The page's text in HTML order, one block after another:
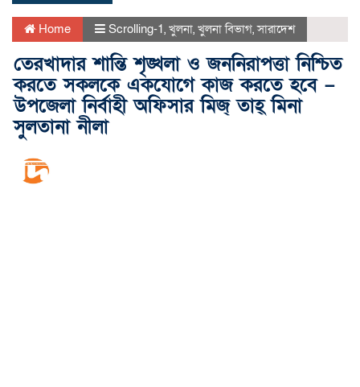
Home Scrolling-1, খুলনা, খুলনা বিভাগ,সারাদেশ
তেরখাদার শান্তি শৃঙ্খলা ও জননিরাপত্তা নিশ্চিত
করতে সকলকে একযোগে কাজ করতে হবে –
উপজেলা নির্বাহী অফিসার মিজ্ তাহ্ মিনা
সুলতানা নীলা